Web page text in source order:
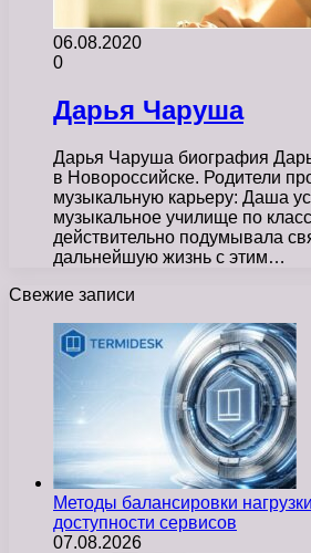
06.08.2020
0
Дарья Чаруша
Дарья Чаруша биография
в Новороссийске. Родители
музыкальную карьеру: Даша
музыкальное училище по
действительно подумывала
дальнейшую жизнь с этим…
Свежие записи
Методы балансировки
доступности сервисов
07.08.2026